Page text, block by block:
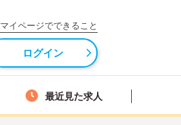
マイページでできること
ログイン
最近見た求人